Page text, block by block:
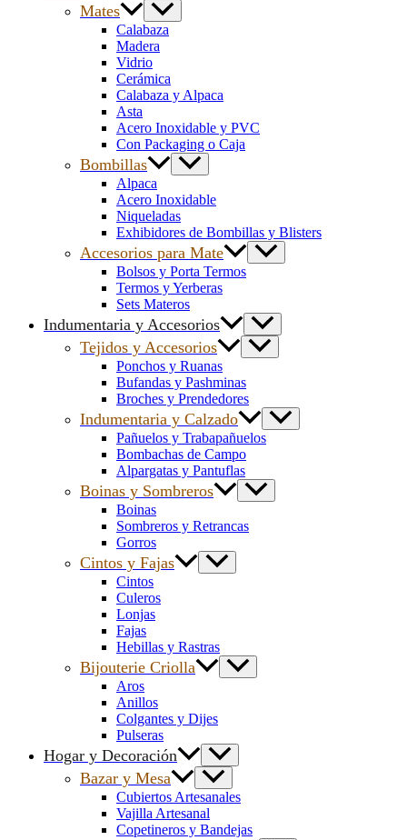
Mates
Calabaza
Madera
Vidrio
Cerámica
Calabaza y Alpaca
Asta
Acero Inoxidable y PVC
Con Packaging o Caja
Bombillas
Alpaca
Acero Inoxidable
Niqueladas
Exhibidores de Bombillas y Blisters
Accesorios para Mate
Bolsos y Porta Termos
Termos y Yerberas
Sets Materos
Indumentaria y Accesorios
Tejidos y Accesorios
Ponchos y Ruanas
Bufandas y Pashminas
Broches y Prendedores
Indumentaria y Calzado
Pañuelos y Trabapañuelos
Bombachas de Campo
Alpargatas y Pantuflas
Boinas y Sombreros
Boinas
Sombreros y Retrancas
Gorros
Cintos y Fajas
Cintos
Culeros
Lonjas
Fajas
Hebillas y Rastras
Bijouterie Criolla
Aros
Anillos
Colgantes y Dijes
Pulseras
Hogar y Decoración
Bazar y Mesa
Cubiertos Artesanales
Vajilla Artesanal
Copetineros y Bandejas